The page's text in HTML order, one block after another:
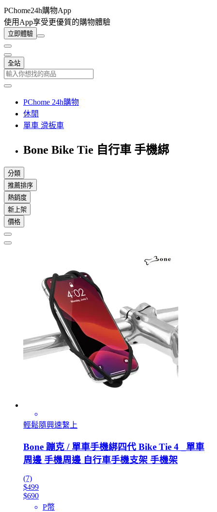
PChome24h購物App
使用App享受更優質的購物體驗
立即體驗
全站
PChome 24h購物
休閒
單車 滑板車
Bone Bike Tie 自行車 手機綁
分類
推薦排序
熱銷度
新上架
價格
輕鬆隨興速繫上
Bone 蹦克 / 單車手機綁四代 Bike Tie 4 _單車
周邊 手機周邊 自行車手機支架 手機架
(7)
$499
$690
P幣